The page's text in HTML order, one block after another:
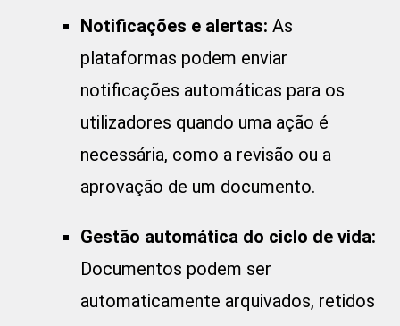
Notificações e alertas: As
plataformas podem enviar
notificações automáticas para os
utilizadores quando uma ação é
necessária, como a revisão ou a
aprovação de um documento.
Gestão automática do ciclo de vida:
Documentos podem ser
automaticamente arquivados, retidos